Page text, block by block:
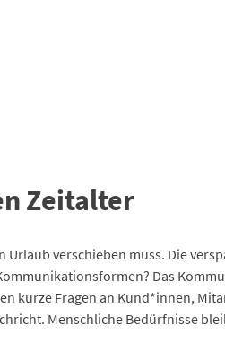
Zeitalter
verschieben muss. Die
Das
kurze Fragen an Kund*innen,
Menschliche Bedürfnisse